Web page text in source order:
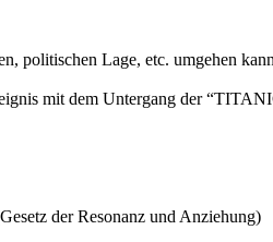
politischen Lage, etc. umgehen
mit dem Untergang der
der Resonanz und Anziehung)